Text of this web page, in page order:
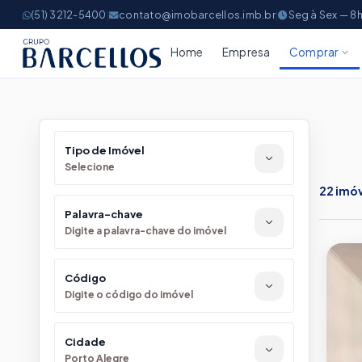
(51) 3212-5400| contato@imobarcellos.imb.br| Seg à Sex —
Home Empresa Comprar
Salas
Para
Tipo de Imóvel
Selecione
Palavra-chave
Digite a palavra-chave do imóvel
Código
Digite o código do imóvel
Cidade
Porto Alegre
22